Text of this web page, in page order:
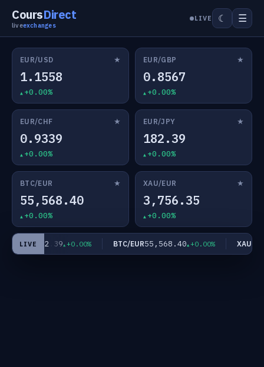
CoursDirect
liveexchanges
LIVE ☾ ☰
EUR/USD ★
1.1558
+0.00%
EUR/GBP ★
0.8567
+0.00%
EUR/CHF ★
0.9339
+0.00%
EUR/JPY ★
182.39
+0.00%
BTC/EUR ★
55,568.40
+0.00%
XAU/EUR ★
3,756.35
+0.00%
LIVE
JPY182.39 +0.00% BTC/EUR55,568.40 +0.00% XAU/EUR